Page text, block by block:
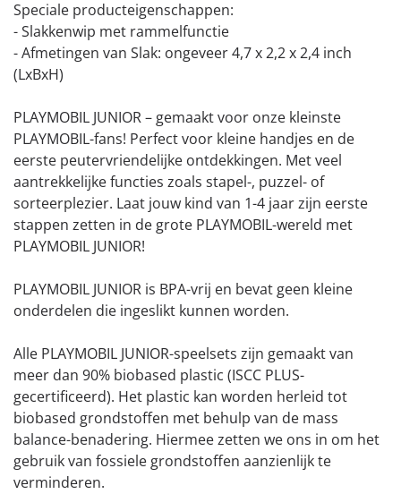
Speciale producteigenschappen:
- Slakkenwip met rammelfunctie
- Afmetingen van Slak: ongeveer 4,7 x 2,2 x 2,4 inch
(LxBxH)
PLAYMOBIL JUNIOR – gemaakt voor onze kleinste
PLAYMOBIL-fans! Perfect voor kleine handjes en de
eerste peutervriendelijke ontdekkingen. Met veel
aantrekkelijke functies zoals stapel-, puzzel- of
sorteerplezier. Laat jouw kind van 1-4 jaar zijn eerste
stappen zetten in de grote PLAYMOBIL-wereld met
PLAYMOBIL JUNIOR!
PLAYMOBIL JUNIOR is BPA-vrij en bevat geen kleine
onderdelen die ingeslikt kunnen worden.
Alle PLAYMOBIL JUNIOR-speelsets zijn gemaakt van
meer dan 90% biobased plastic (ISCC PLUS-
gecertificeerd). Het plastic kan worden herleid tot
biobased grondstoffen met behulp van de mass
balance-benadering. Hiermee zetten we ons in om het
gebruik van fossiele grondstoffen aanzienlijk te
verminderen.